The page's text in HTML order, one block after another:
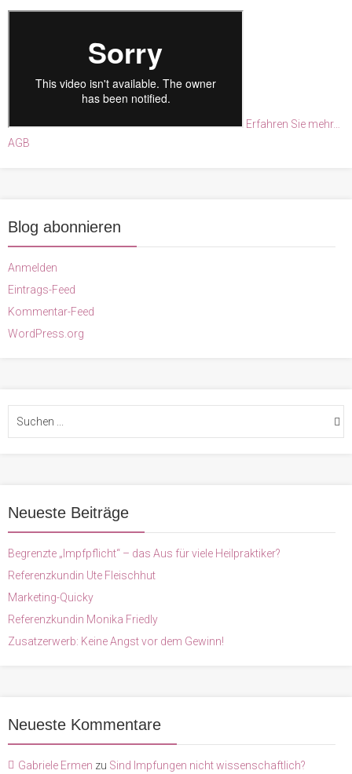
Erfahren Sie mehr…
AGB
Blog abonnieren
Anmelden
Eintrags-Feed
Kommentar-Feed
WordPress.org
Neueste Beiträge
Begrenzte „Impfpflicht“ – das Aus für viele Heilpraktiker?
Referenzkundin Ute Fleischhut
Marketing-Quicky
Referenzkundin Monika Friedly
Zusatzerwerb: Keine Angst vor dem Gewinn!
Neueste Kommentare
Gabriele Ermen zu Sind Impfungen nicht wissenschaftlich?